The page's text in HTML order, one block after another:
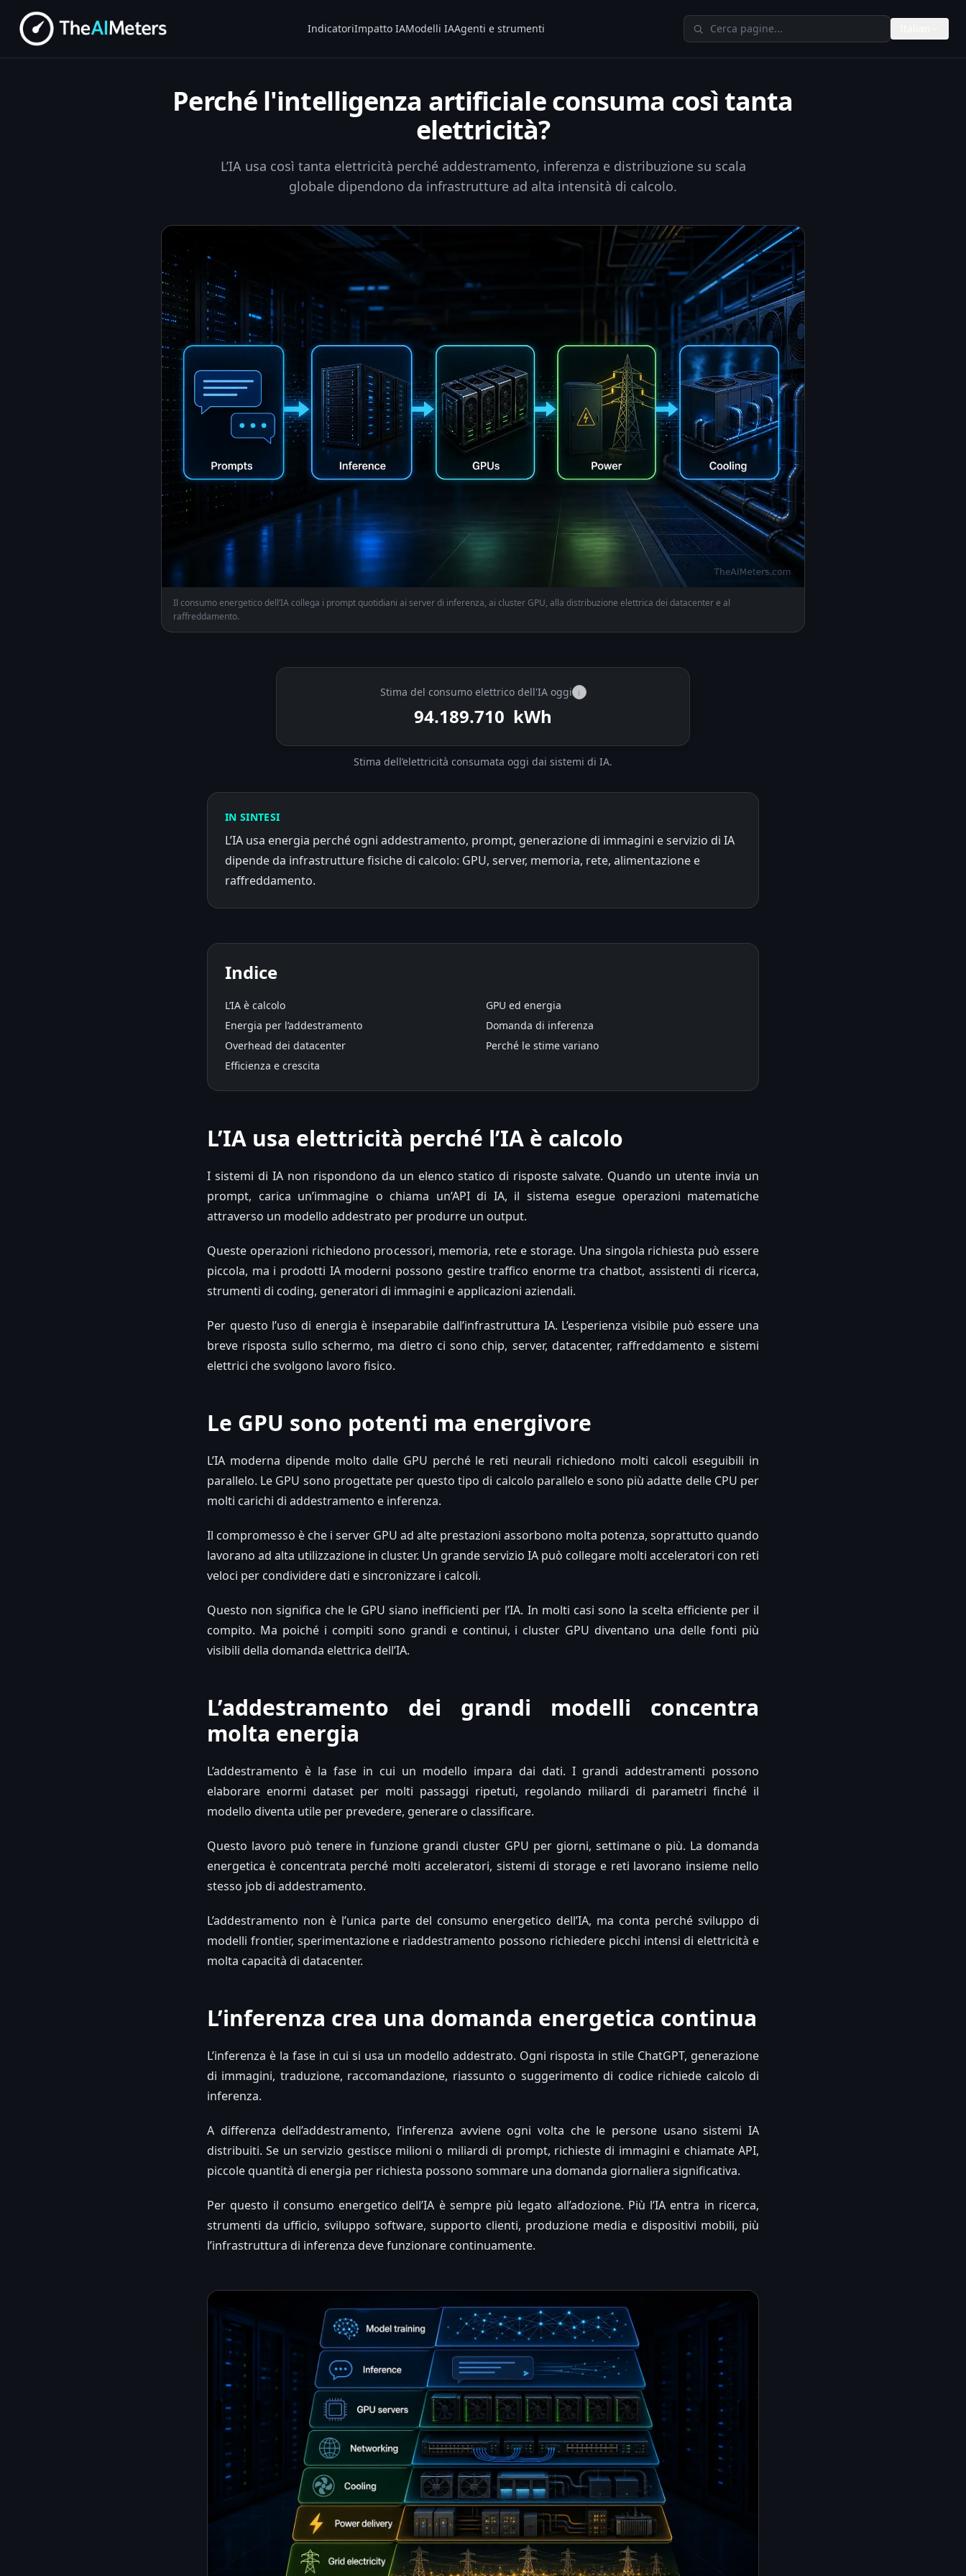
IndicatoriImpatto IAModelli IAAgenti e strumenti Cerca su TheAIMeters
Perché l'intelligenza artificiale consuma così tanta
elettricità?
L’IA usa così tanta elettricità perché addestramento, inferenza e distribuzione su scala
globale dipendono da infrastrutture ad alta intensità di calcolo.
Il consumo energetico dell’IA collega i prompt quotidiani ai server di inferenza, ai cluster GPU, alla distribuzione elettrica dei datacenter e al
raffreddamento.
Stima del consumo elettrico dell'IA oggi i
94.192.032 kWh
Stima dell’elettricità consumata oggi dai sistemi di IA.
IN SINTESI
L’IA usa energia perché ogni addestramento, prompt, generazione di immagini e servizio di IA
dipende da infrastrutture fisiche di calcolo: GPU, server, memoria, rete, alimentazione e
raffreddamento.
Indice
L’IA è calcolo
GPU ed energia
Energia per l’addestramento
Domanda di inferenza
Overhead dei datacenter
Perché le stime variano
Efficienza e crescita
L’IA usa elettricità perché l’IA è calcolo
I sistemi di IA non rispondono da un elenco statico di risposte salvate. Quando un utente invia un
prompt, carica un’immagine o chiama un’API di IA, il sistema esegue operazioni matematiche
attraverso un modello addestrato per produrre un output.
Queste operazioni richiedono processori, memoria, rete e storage. Una singola richiesta può essere
piccola, ma i prodotti IA moderni possono gestire traffico enorme tra chatbot, assistenti di ricerca,
strumenti di coding, generatori di immagini e applicazioni aziendali.
Per questo l’uso di energia è inseparabile dall’infrastruttura IA. L’esperienza visibile può essere una
breve risposta sullo schermo, ma dietro ci sono chip, server, datacenter, raffreddamento e sistemi
elettrici che svolgono lavoro fisico.
Le GPU sono potenti ma energivore
L’IA moderna dipende molto dalle GPU perché le reti neurali richiedono molti calcoli eseguibili in
parallelo. Le GPU sono progettate per questo tipo di calcolo parallelo e sono più adatte delle CPU per
molti carichi di addestramento e inferenza.
Il compromesso è che i server GPU ad alte prestazioni assorbono molta potenza, soprattutto quando
lavorano ad alta utilizzazione in cluster. Un grande servizio IA può collegare molti acceleratori con reti
veloci per condividere dati e sincronizzare i calcoli.
Questo non significa che le GPU siano inefficienti per l’IA. In molti casi sono la scelta efficiente per il
compito. Ma poiché i compiti sono grandi e continui, i cluster GPU diventano una delle fonti più
visibili della domanda elettrica dell’IA.
L’addestramento dei grandi modelli concentra
molta energia
L’addestramento è la fase in cui un modello impara dai dati. I grandi addestramenti possono
elaborare enormi dataset per molti passaggi ripetuti, regolando miliardi di parametri finché il
modello diventa utile per prevedere, generare o classificare.
Questo lavoro può tenere in funzione grandi cluster GPU per giorni, settimane o più. La domanda
energetica è concentrata perché molti acceleratori, sistemi di storage e reti lavorano insieme nello
stesso job di addestramento.
L’addestramento non è l’unica parte del consumo energetico dell’IA, ma conta perché sviluppo di
modelli frontier, sperimentazione e riaddestramento possono richiedere picchi intensi di elettricità e
molta capacità di datacenter.
L’inferenza crea una domanda energetica continua
L’inferenza è la fase in cui si usa un modello addestrato. Ogni risposta in stile ChatGPT, generazione
di immagini, traduzione, raccomandazione, riassunto o suggerimento di codice richiede calcolo di
inferenza.
A differenza dell’addestramento, l’inferenza avviene ogni volta che le persone usano sistemi IA
distribuiti. Se un servizio gestisce milioni o miliardi di prompt, richieste di immagini e chiamate API,
piccole quantità di energia per richiesta possono sommare una domanda giornaliera significativa.
Per questo il consumo energetico dell’IA è sempre più legato all’adozione. Più l’IA entra in ricerca,
strumenti da ufficio, sviluppo software, supporto clienti, produzione media e dispositivi mobili, più
l’infrastruttura di inferenza deve funzionare continuamente.